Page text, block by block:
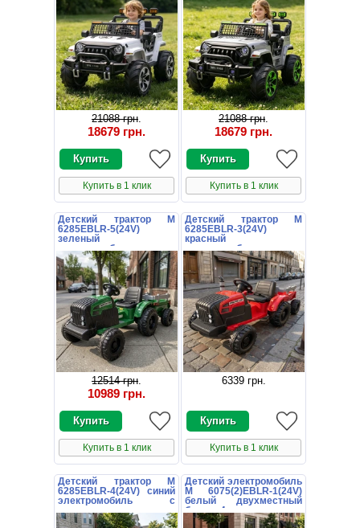
21088 грн.
18679 грн.
Купить в 1 клик
21088 грн.
18679 грн.
Купить в 1 клик
Детский трактор M
6285EBLR-5(24V)
зеленый
электромобиль с
прицепом
12514 грн.
10989 грн.
Купить в 1 клик
Детский трактор M
6285EBLR-3(24V)
красный
электромобиль с
прицепом
6339 грн.
Купить в 1 клик
Детский трактор M
6285EBLR-4(24V) синий
электромобиль с
прицепом
Детский электромобиль
M 6075(2)EBLR-1(24V)
белый двухместный
багги с 4 моторами